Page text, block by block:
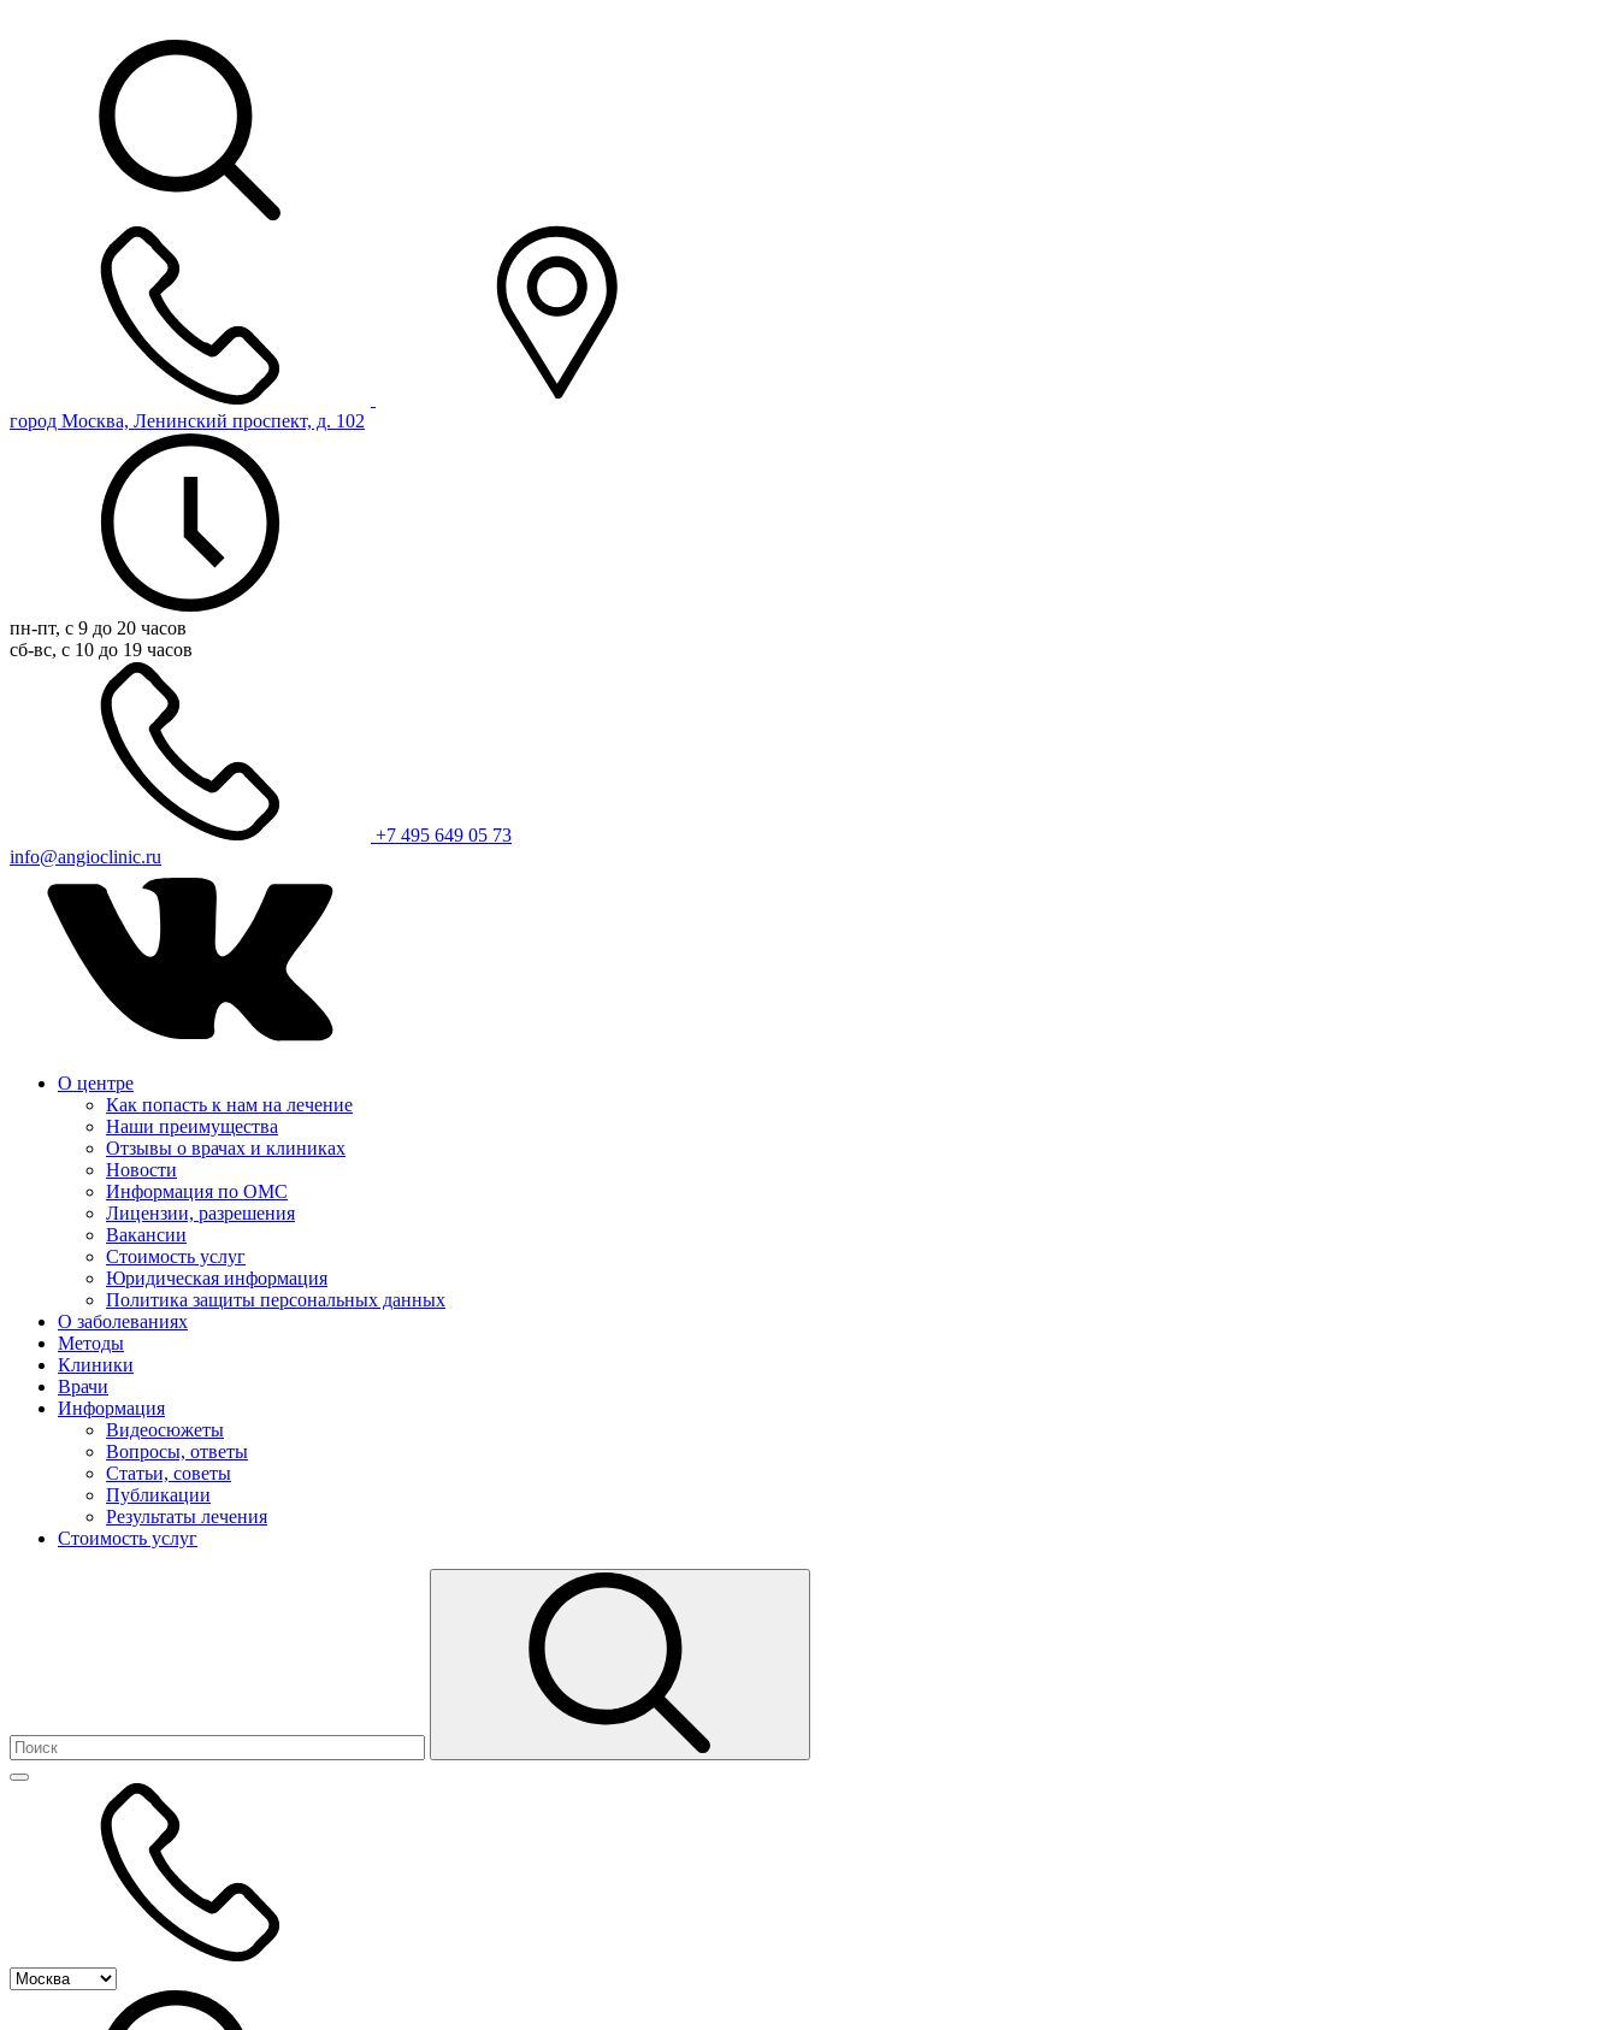
город Москва, Ленинский проспект, д. 102
пн-пт, с 9 до 20 часов
сб-вс, с 10 до 19 часов
+7 495 649 05 73
info@angioclinic.ru
О центре
Как попасть к нам на лечение
Наши преимущества
Отзывы о врачах и клиниках
Новости
Информация по ОМС
Лицензии, разрешения
Вакансии
Стоимость услуг
Юридическая информация
Политика защиты персональных данных
О заболеваниях
Методы
Клиники
Врачи
Информация
Видеосюжеты
Вопросы, ответы
Статьи, советы
Публикации
Результаты лечения
Стоимость услуг